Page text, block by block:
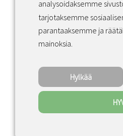
analysoidaksemme
tarjotaksemme
parantaaksemme ja
mainoksia.
Hylkää